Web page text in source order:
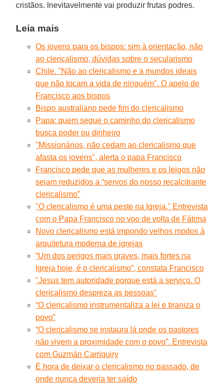
cristãos. Inevitavelmente vai produzir frutas podres.
Leia mais
Os jovens para os bispos: sim à orientação, não
ao clericalismo, dúvidas sobre o secularismo
Chile. "Não ao clericalismo e a mundos ideais
que não tocam a vida de ninguém". O apelo de
Francisco aos bispos
Bispo australiano pede fim do clericalismo
Papa: quem segue o caminho do clericalismo
busca poder ou dinheiro
"Missionários, não cedam ao clericalismo que
afasta os jovens", alerta o papa Francisco
Francisco pede que as mulheres e os leigos não
sejam reduzidos a “servos do nosso recalcitrante
clericalismo”
"O clericalismo é uma peste na Igreja." Entrevista
com o Papa Francisco no voo de volta de Fátima
Novo clericalismo está impondo velhos modos à
arquitetura moderna de igrejas
“Um dos perigos mais graves, mais fortes na
Igreja hoje, é o clericalismo”, constata Francisco
"Jesus tem autoridade porque está a serviço. O
clericalismo despreza as pessoas"
“O clericalismo instrumentaliza a lei e tiraniza o
povo”
“O clericalismo se instaura lá onde os pastores
não vivem a proximidade com o povo”. Entrevista
com Guzmán Carriquiry
É hora de deixar o clericalismo no passado, de
onde nunca deveria ter saído